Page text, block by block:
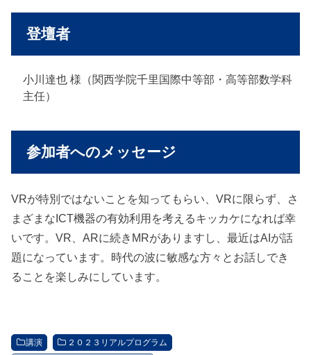
登壇者
小川達也 様（関西学院千里国際中等部・高等部数学科
主任）
参加者へのメッセージ
VRが特別ではないことを知ってもらい、VRに限らず、さ
まざまなICT機器の有効利用を考えるキッカケになれば幸
いです。VR、ARに続きMRがありますし、最近はAIが話
題になっています。時代の波に敏感な方々とお話しでき
ることを楽しみにしています。
講演 ２０２３リアルプログラム